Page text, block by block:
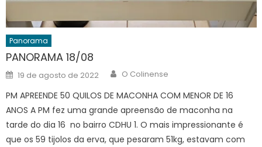
Panorama
PANORAMA 18/08
Posted
on
19 de agosto de 2022 Author
O Colinense
PM APREENDE 50 QUILOS DE MACONHA COM MENOR DE 16
ANOS A PM fez uma grande apreensão de maconha na
tarde do dia 16 no bairro CDHU 1. O mais impressionante é
que os 59 tijolos da erva, que pesaram 51kg, estavam com